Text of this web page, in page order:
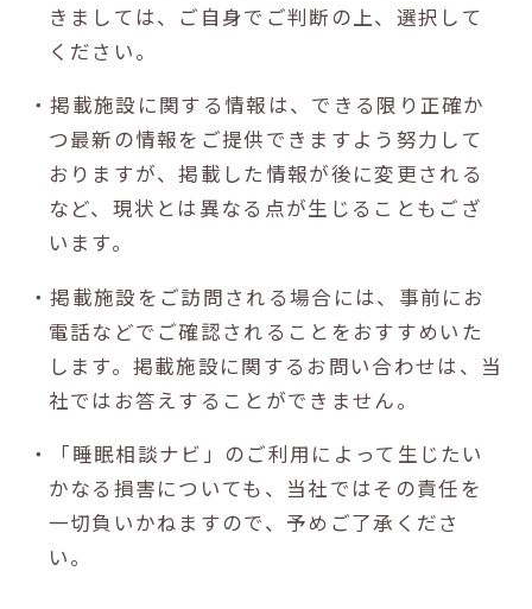
きましては、ご自身でご判断の上、選択して
ください。
・掲載施設に関する情報は、できる限り正確か
つ最新の情報をご提供できますよう努力して
おりますが、掲載した情報が後に変更される
など、現状とは異なる点が生じることもござ
います。
・掲載施設をご訪問される場合には、事前にお
電話などでご確認されることをおすすめいた
します。掲載施設に関するお問い合わせは、当
社ではお答えすることができません。
・「睡眠相談ナビ」のご利用によって生じたい
かなる損害についても、当社ではその責任を
一切負いかねますので、予めご了承くださ
い。